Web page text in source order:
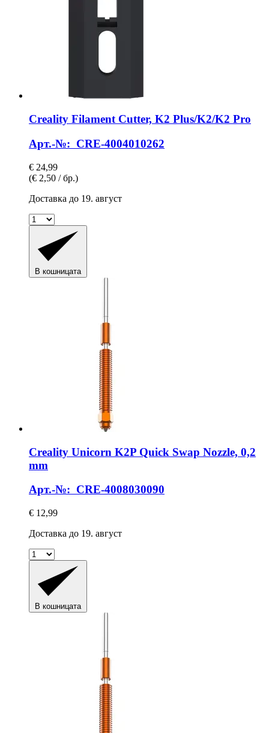
Creality Filament Cutter, K2 Plus/K2/K2 Pro
Арт.-№: CRE-4004010262
€ 24,99
(€ 2,50 / бр.)
Доставка до 19. август
В кошницата
Creality Unicorn K2P Quick Swap Nozzle, 0,2
mm
Арт.-№: CRE-4008030090
€ 12,99
Доставка до 19. август
В кошницата